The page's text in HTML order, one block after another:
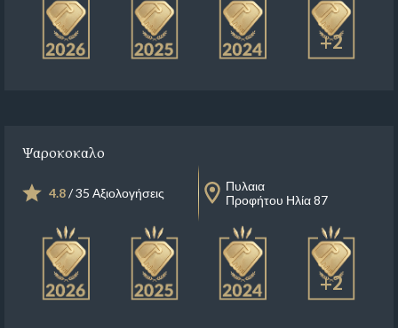
+2
Ψαροκοκαλο
4.8/ 35 Αξιολογήσεις
Πυλαια
Προφήτου Ηλία 87
+2